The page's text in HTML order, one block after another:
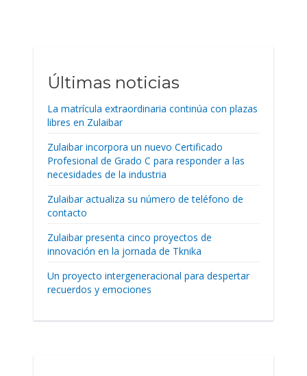
Últimas noticias
La matrícula extraordinaria continúa con plazas
libres en Zulaibar
Zulaibar incorpora un nuevo Certificado
Profesional de Grado C para responder a las
necesidades de la industria
Zulaibar actualiza su número de teléfono de
contacto
Zulaibar presenta cinco proyectos de
innovación en la jornada de Tknika
Un proyecto intergeneracional para despertar
recuerdos y emociones